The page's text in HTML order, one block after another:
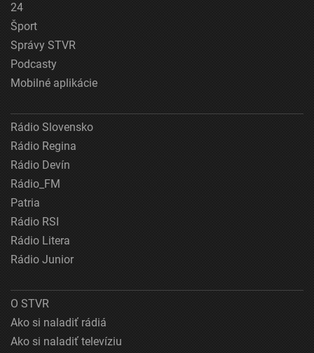
24
Šport
Správy STVR
Podcasty
Mobilné aplikácie
Rádio Slovensko
Rádio Regina
Rádio Devín
Rádio_FM
Patria
Rádio RSI
Rádio Litera
Rádio Junior
O STVR
Ako si naladiť rádiá
Ako si naladiť televíziu